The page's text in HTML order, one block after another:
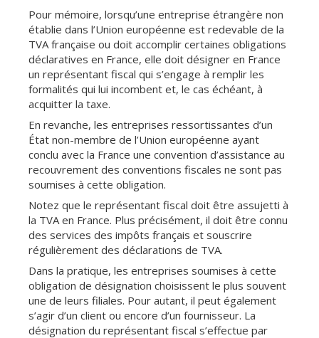
Pour mémoire, lorsqu’une entreprise étrangère non
établie dans l’Union européenne est redevable de la
TVA française ou doit accomplir certaines obligations
déclaratives en France, elle doit désigner en France
un représentant fiscal qui s’engage à remplir les
formalités qui lui incombent et, le cas échéant, à
acquitter la taxe.
En revanche, les entreprises ressortissantes d’un
État non-membre de l’Union européenne ayant
conclu avec la France une convention d’assistance au
recouvrement des conventions fiscales ne sont pas
soumises à cette obligation.
Notez que le représentant fiscal doit être assujetti à
la TVA en France. Plus précisément, il doit être connu
des services des impôts français et souscrire
régulièrement des déclarations de TVA.
Dans la pratique, les entreprises soumises à cette
obligation de désignation choisissent le plus souvent
une de leurs filiales. Pour autant, il peut également
s’agir d’un client ou encore d’un fournisseur. La
désignation du représentant fiscal s’effectue par